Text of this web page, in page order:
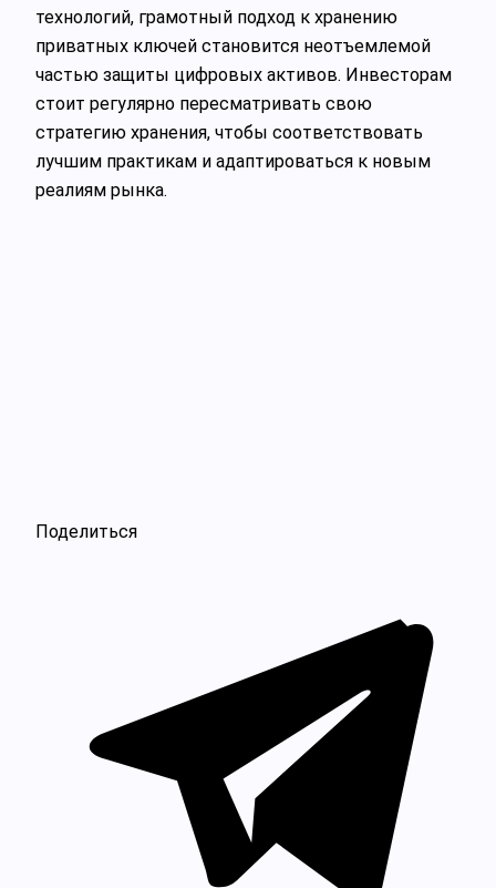
технологий, грамотный подход к хранению
приватных ключей становится неотъемлемой
частью защиты цифровых активов. Инвесторам
стоит регулярно пересматривать свою
стратегию хранения, чтобы соответствовать
лучшим практикам и адаптироваться к новым
реалиям рынка.
Поделиться